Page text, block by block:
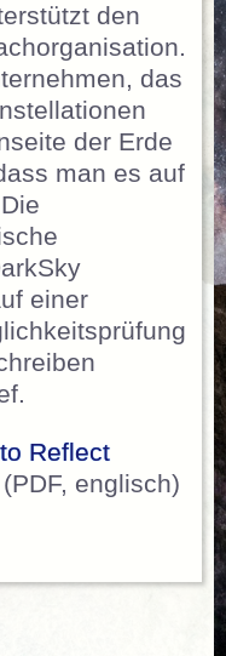
den
das
der Erde
man es auf
einer
Reflect
(PDF, englisch)